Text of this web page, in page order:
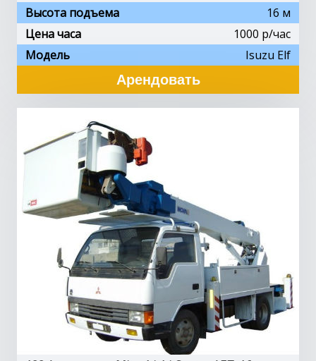
Высота подъема
16 м
Цена часа
1000 p/час
Модель
Isuzu Elf
Арендовать